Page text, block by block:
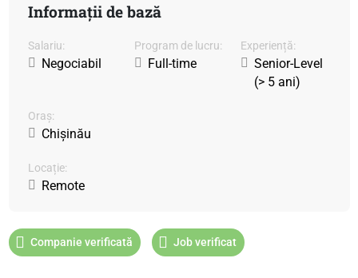
Informații de bază
Salariu:
Negociabil
Program de lucru:
Full-time
Experiență:
Senior-Level
(> 5 ani)
Oraș:
Chișinău
Locație:
Remote
Companie verificată Job verificat